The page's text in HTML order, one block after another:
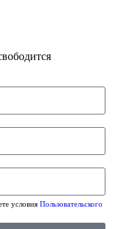
условия Пользовательского